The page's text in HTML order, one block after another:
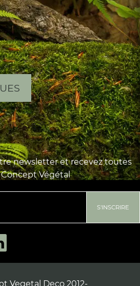
newsletter et recevez toutes
Végétal
Vegetal Deco 2012-